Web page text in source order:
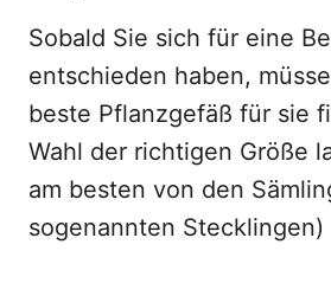
Sobald Sie sich für eine
entschieden haben,
beste Pflanzgefäß für sie
Wahl der richtigen Größe
am besten von den
sogenannten Stecklingen)